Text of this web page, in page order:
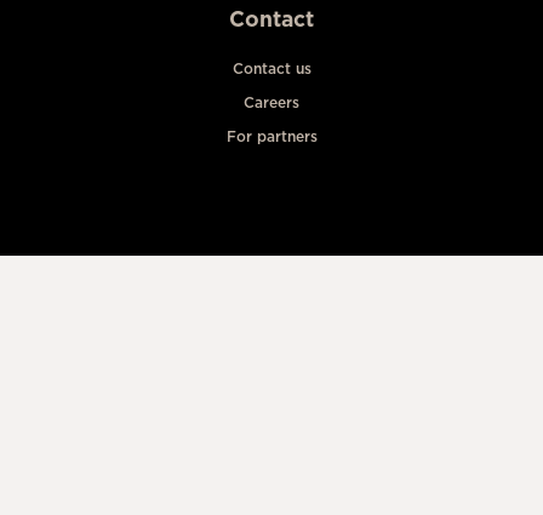
Contact
Contact us
Careers
For partners